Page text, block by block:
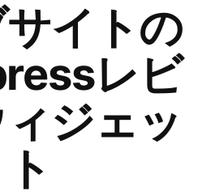
イトの
レビ
ジェッ
ト